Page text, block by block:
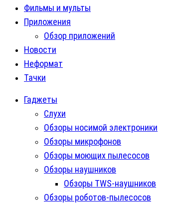
Фильмы и мульты
Приложения
Обзор приложений
Новости
Неформат
Тачки
Гаджеты
Слухи
Обзоры носимой электроники
Обзоры микрофонов
Обзоры моющих пылесосов
Обзоры наушников
Обзоры TWS-наушников
Обзоры роботов-пылесосов